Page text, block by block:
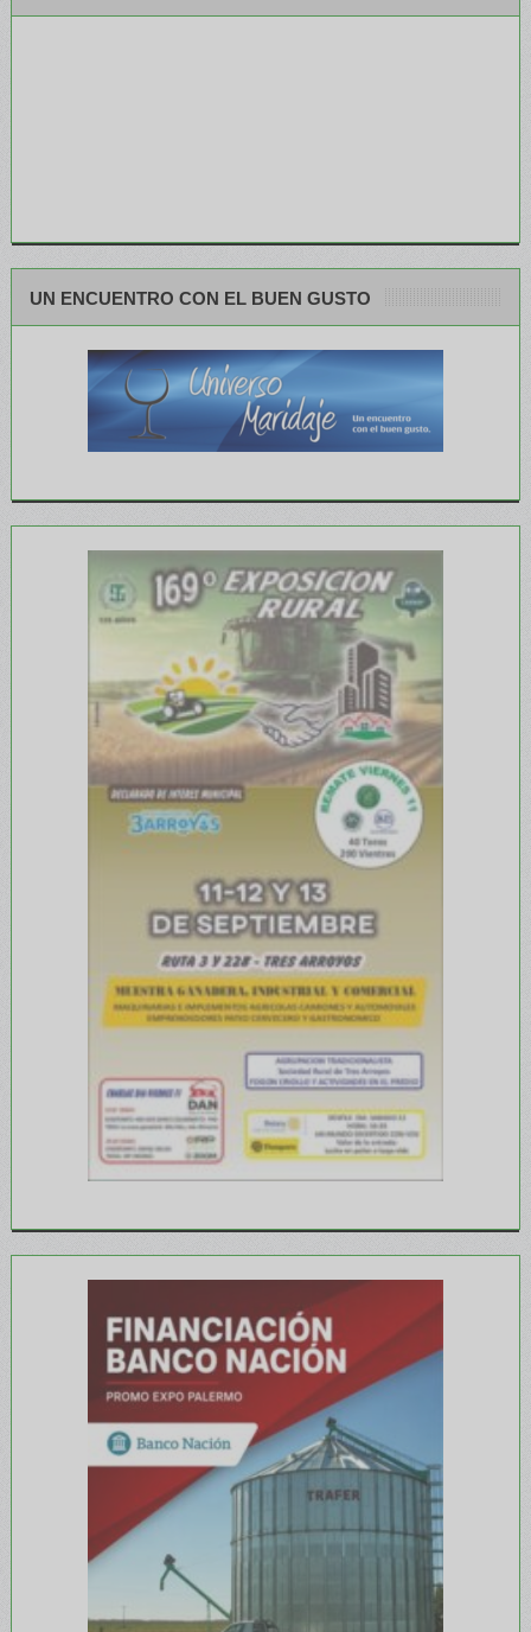
UN ENCUENTRO CON EL BUEN GUSTO